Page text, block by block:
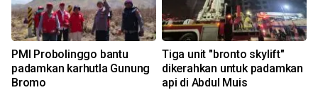
PMI Probolinggo bantu
padamkan karhutla Gunung
Bromo
Tiga unit "bronto skylift"
dikerahkan untuk padamkan
api di Abdul Muis